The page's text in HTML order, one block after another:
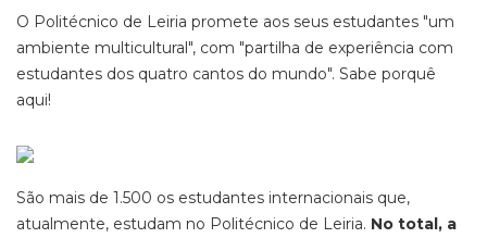
O Politécnico de Leiria promete aos seus estudantes "um
ambiente multicultural", com "partilha de experiência com
estudantes dos quatro cantos do mundo". Sabe porquê
aqui!
São mais de 1.500 os estudantes internacionais que,
atualmente, estudam no Politécnico de Leiria. No total, a